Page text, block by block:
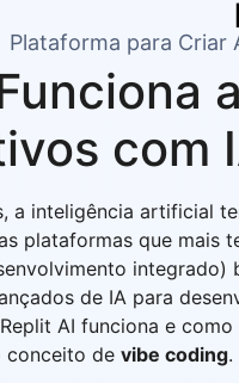
Plataforma para Criar
com
a inteligência artificial
plataformas que mais
integrado)
de IA para
AI funciona e
conceito de vibe coding.